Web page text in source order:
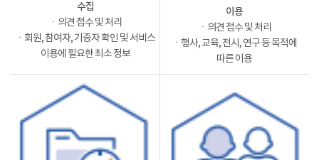
수집
ㆍ의견 접수 및 처리
ㆍ회원, 참여자, 기증자 확인 및 서비스
이용에 필요한 최소 정보
이용
ㆍ의견 접수 및 처리
ㆍ행사, 교육, 전시, 연구 등 목적에
따른 이용